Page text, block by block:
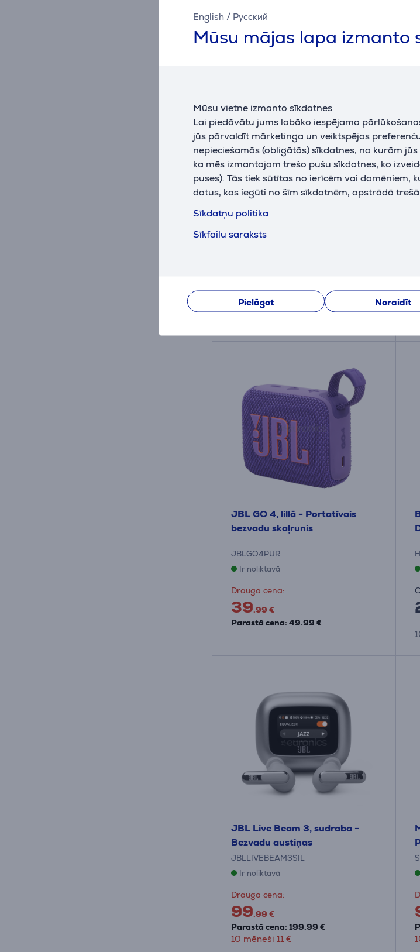
English / Русский
Mūsu mājas lapa izmanto
Mūsu vietne izmanto sīkdatnes
Lai piedāvātu jums labāko iespējamo
jūs pārvaldīt mārketinga un veiktspējas
nepieciešamās (obligātās) sīkdatnes, no kurām
ka mēs izmantojam trešo pušu sīkdatnes, ko
puses). Tās tiek sūtītas no ierīcēm vai domēniem,
datus, kas iegūti no šīm sīkdatnēm, apstrādā
Sīkdatņu politika
Sīkfailu saraksts
Pielāgot Noraidīt
Bowers & Wilkins Pi8, gaiši zaļa
- Bezvadu austiņas
FP44989
419
JBL GO 4, lillā - Portatīvais
bezvadu skaļrunis
JBLGO4PUR
Ir noliktavā
Drauga cena:
39.99 €
Parastā cena: 49.99 €
JBL Live Beam 3, sudraba -
Bezvadu austiņas
JBLLIVEBEAM3SIL
Ir noliktavā
Drauga cena:
99.99 €
Parastā cena: 199.99 €
10 mēneši 11 €